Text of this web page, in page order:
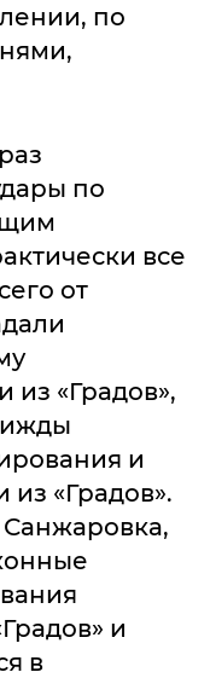
по
по
все
от
из «Градов»,
и
из «Градов».
и
в